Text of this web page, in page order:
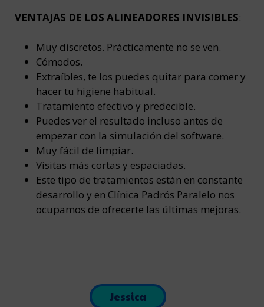
VENTAJAS DE LOS ALINEADORES INVISIBLES:
Muy discretos. Prácticamente no se ven.
Cómodos.
Extraíbles, te los puedes quitar para comer y
hacer tu higiene habitual.
Tratamiento efectivo y predecible.
Puedes ver el resultado incluso antes de
empezar con la simulación del software.
Muy fácil de limpiar.
Visitas más cortas y espaciadas.
Este tipo de tratamientos están en constante
desarrollo y en Clínica Padrós Paralelo nos
ocupamos de ofrecerte las últimas mejoras.
Jessica